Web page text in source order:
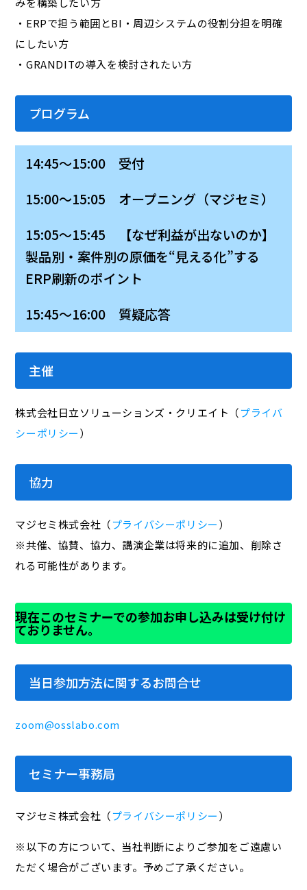
・ERPで担う範囲とBI・周辺システムの役割分担を明確
にしたい方
・GRANDITの導入を検討されたい方
プログラム
14:45～15:00 受付
15:00～15:05 オープニング（マジセミ）
15:05～15:45 【なぜ利益が出ないのか】
製品別・案件別の原価を“見える化”する
ERP刷新のポイント
15:45～16:00 質疑応答
主催
株式会社日立ソリューションズ・クリエイト（プライバ
シーポリシー）
協力
マジセミ株式会社（プライバシーポリシー）
※共催、協賛、協力、講演企業は将来的に追加、削除さ
れる可能性があります。
現在このセミナーでの参加お申し込みは受け付け
ておりません。
当日参加方法に関するお問合せ
zoom@osslabo.com
セミナー事務局
マジセミ株式会社（プライバシーポリシー）
※以下の方について、当社判断によりご参加をご遠慮い
ただく場合がございます。予めご了承ください。